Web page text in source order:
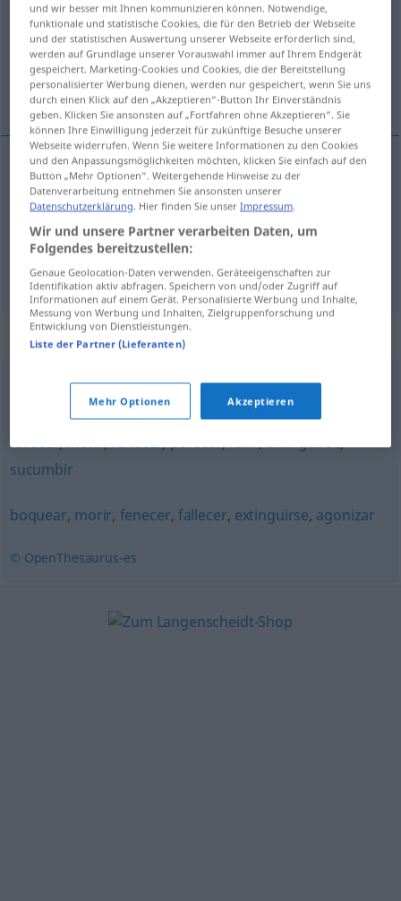
Übersicht aller Übersetzungen
(Für mehr Details die Übersetzung anklicken/antippen)
sterben, enden, ablaufen
sterben expirar(≈ morir)
enden expirar(≈ finalizar)
ablaufen expirarplazo
Synonyme für "expirar"
fallecer,sucumbir ,caducar
fallecer,morir,fenecer,perecer,fallir,extinguirse,
sucumbir
boquear, morir, fenecer, fallecer, extinguirse, agonizar
© OpenThesaurus-es
und wir besser mit Ihnen kommunizieren können. Notwendige,
funktionale und statistische Cookies, die für den Betrieb der Webseite
und der statistischen Auswertung unserer Webseite erforderlich sind,
werden auf Grundlage unserer Vorauswahl immer auf Ihrem Endgerät
gespeichert. Marketing-Cookies und Cookies, die der Bereitstellung
personalisierter Werbung dienen, werden nur gespeichert, wenn Sie uns
durch einen Klick auf den „Akzeptieren“-Button Ihr Einverständnis
geben. Klicken Sie ansonsten auf „Fortfahren ohne Akzeptieren“. Sie
können Ihre Einwilligung jederzeit für zukünftige Besuche unserer
Webseite widerrufen. Wenn Sie weitere Informationen zu den Cookies
und den Anpassungsmöglichkeiten möchten, klicken Sie einfach auf den
Button „Mehr Optionen“. Weitergehende Hinweise zu der
Datenverarbeitung entnehmen Sie ansonsten unserer
Datenschutzerklärung. Hier finden Sie unserImpressum.
Wir und unsere Partner verarbeiten Daten, um
Folgendes bereitzustellen:
Genaue Geolocation-Daten verwenden. Geräteeigenschaften zur
Identifikation aktiv abfragen. Speichern von und/oder Zugriff auf
Informationen auf einem Gerät. Personalisierte Werbung und Inhalte,
Messung von Werbung und Inhalten, Zielgruppenforschung und
Entwicklung von Dienstleistungen.
Liste der Partner (Lieferanten)
Mehr Optionen Akzeptieren